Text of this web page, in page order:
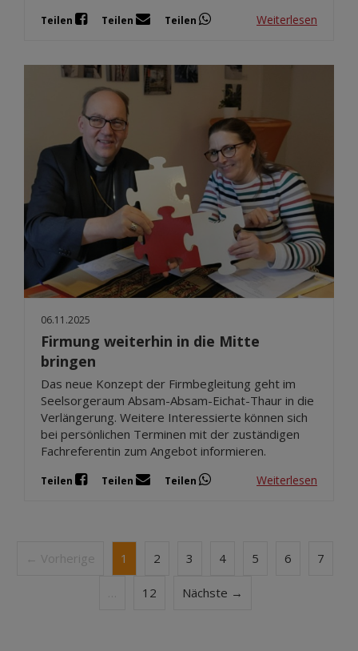
Teilen Teilen Teilen Weiterlesen
06.11.2025
Firmung weiterhin in die Mitte
bringen
Das neue Konzept der Firmbegleitung geht im
Seelsorgeraum Absam-Absam-Eichat-Thaur in die
Verlängerung. Weitere Interessierte können sich
bei persönlichen Terminen mit der zuständigen
Fachreferentin zum Angebot informieren.
Teilen Teilen Teilen Weiterlesen
← Vorherige 1 2 3 4 5 6 7
12 Nächste →